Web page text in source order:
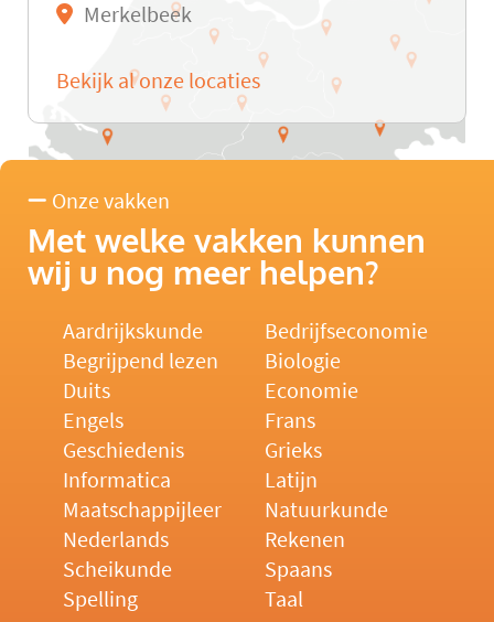
Merkelbeek
Bekijk al onze locaties
Onze vakken
Met welke vakken kunnen
wij u nog meer helpen?
Aardrijkskunde
Bedrijfseconomie
Begrijpend lezen
Biologie
Duits
Economie
Engels
Frans
Geschiedenis
Grieks
Informatica
Latijn
Maatschappijleer
Natuurkunde
Nederlands
Rekenen
Scheikunde
Spaans
Spelling
Taal